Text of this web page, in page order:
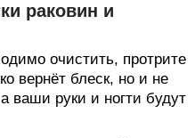
раковин и
очистить, протрите
вернёт блеск, но и не
ваши руки и ногти будут